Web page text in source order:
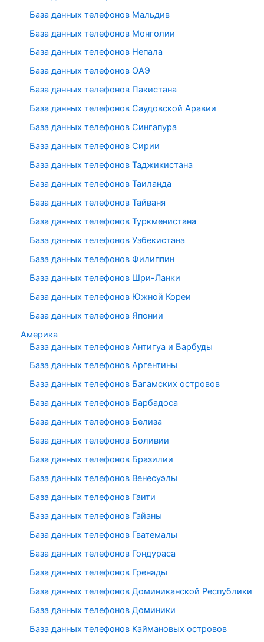
База данных телефонов Мальдив
База данных телефонов Монголии
База данных телефонов Непала
База данных телефонов ОАЭ
База данных телефонов Пакистана
База данных телефонов Саудовской Аравии
База данных телефонов Сингапура
База данных телефонов Сирии
База данных телефонов Таджикистана
База данных телефонов Таиланда
База данных телефонов Тайваня
База данных телефонов Туркменистана
База данных телефонов Узбекистана
База данных телефонов Филиппин
База данных телефонов Шри-Ланки
База данных телефонов Южной Кореи
База данных телефонов Японии
Америка
База данных телефонов Антигуа и Барбуды
База данных телефонов Аргентины
База данных телефонов Багамских островов
База данных телефонов Барбадоса
База данных телефонов Белиза
База данных телефонов Боливии
База данных телефонов Бразилии
База данных телефонов Венесуэлы
База данных телефонов Гаити
База данных телефонов Гайаны
База данных телефонов Гватемалы
База данных телефонов Гондураса
База данных телефонов Гренады
База данных телефонов Доминиканской Республики
База данных телефонов Доминики
База данных телефонов Каймановых островов